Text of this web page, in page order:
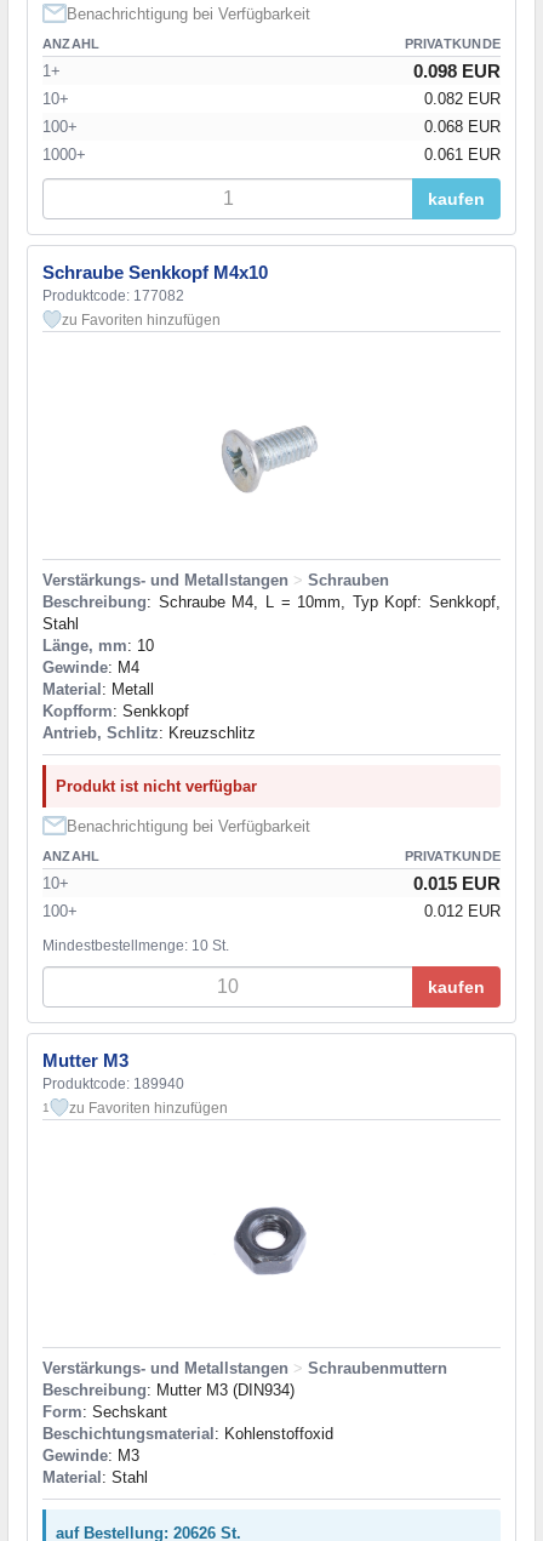
Benachrichtigung bei Verfügbarkeit
ANZAHL PRIVATKUNDE
1+ 0.098 EUR
10+
0.082 EUR
100+
0.068 EUR
1000+
0.061 EUR
kaufen
Schraube Senkkopf M4x10
Produktcode: 177082
zu Favoriten hinzufügen
Verstärkungs- und Metallstangen > Schrauben
Beschreibung: Schraube M4, L = 10mm, Typ Kopf: Senkkopf,
Stahl
Länge, mm: 10
Gewinde: M4
Material : Metall
Kopfform: Senkkopf
Antrieb, Schlitz: Kreuzschlitz
Produkt ist nicht verfügbar
Benachrichtigung bei Verfügbarkeit
ANZAHL PRIVATKUNDE
10+ 0.015 EUR
100+ 0.012 EUR
Mindestbestellmenge: 10 St.
kaufen
Mutter M3
Produktcode: 189940
1 zu Favoriten hinzufügen
Verstärkungs- und Metallstangen > Schraubenmuttern
Beschreibung: Mutter M3 (DIN934)
Form: Sechskant
Beschichtungsmaterial : Kohlenstoffoxid
Gewinde: M3
Material : Stahl
auf Bestellung: 20626 St.